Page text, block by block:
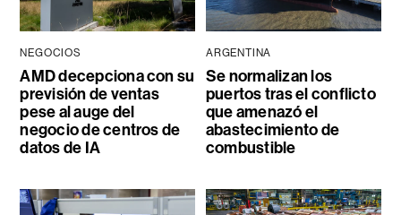
NEGOCIOS
AMD decepciona con su
previsión de ventas
pese al auge del
negocio de centros de
datos de IA
ARGENTINA
Se normalizan los
puertos tras el conflicto
que amenazó el
abastecimiento de
combustible